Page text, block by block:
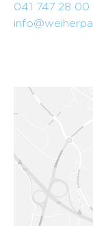
041 747 28 00